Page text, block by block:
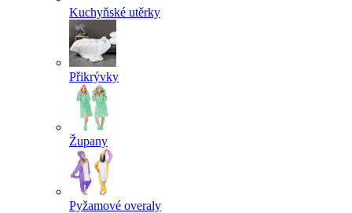
Kuchyňské utěrky
Přikrývky
Župany
Pyžamové overaly